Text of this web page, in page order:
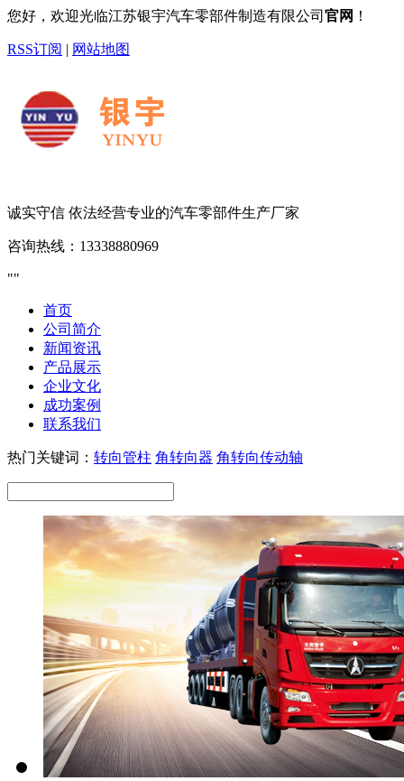
您好，欢迎光临江苏银宇汽车零部件制造有限公司 官网 ！
RSS订阅 | 网站地图
诚实守信 依法经营专业的汽车零部件生产厂家
咨询热线： 13338880969
首页
公司简介
新闻资讯
产品展示
企业文化
成功案例
联系我们
热门关键词： 转向管柱 角转向器 角转向传动轴